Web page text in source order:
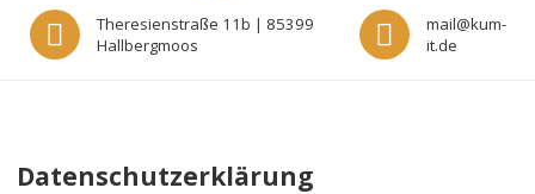
Theresienstraße 11b | 85399
Hallbergmoos
mail@kum-
it.de
Datenschutzerklärung